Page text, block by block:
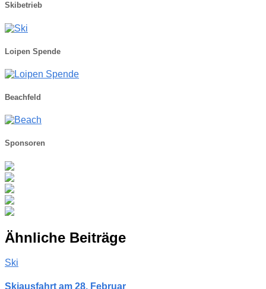
Skibetrieb
Loipen Spende
Beachfeld
Sponsoren
Ähnliche Beiträge
Ski
Skiausfahrt am 28. Februar